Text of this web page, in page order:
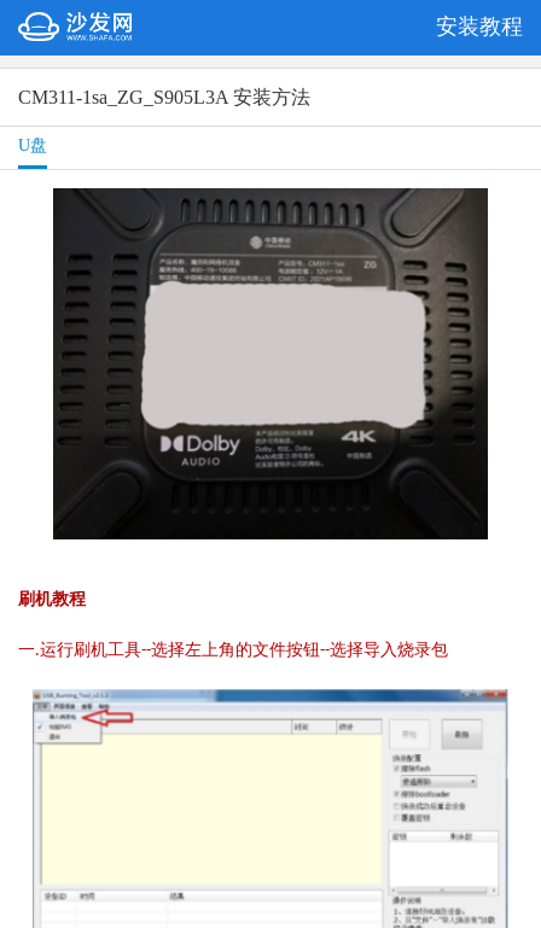
安装教程
CM311-1sa_ZG_S905L3A 安装方法
U盘
刷机教程
一.运行刷机工具--选择左上角的文件按钮--选择导入烧录包